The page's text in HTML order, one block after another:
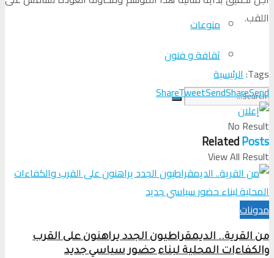
منوعات
ثقافة و فنون
No Result
View All Result
اللقب.
Tags: الرئيسية
ShareTweetSendShareSend
RelatedPosts
مدونات
من القرية.. الديمقراطيون الجدد يراهنون على القرب
والكفاءات المحلية لبناء حضور سياسي جديد